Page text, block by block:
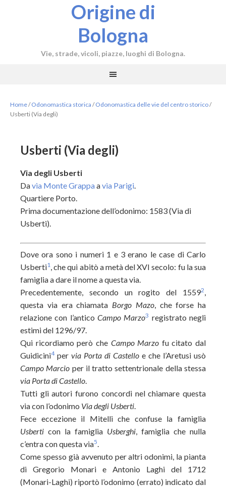
Origine di
Bologna
Vie, strade, vicoli, piazze, luoghi di Bologna.
Home/ Odonomastica storica / Odonomastica delle vie del centro storico/
Usberti (Via degli)
Usberti (Via degli)
Via degli Usberti
Davia Monte Grappaavia Parigi.
Quartiere Porto.
Prima documentazione dell’odonimo: 1583 (Via di
Usberti).
Dove ora sono i numeri 1 e 3 erano le case di Carlo
Usberti1, che qui abitò a metà del XVI secolo: fu la sua
famiglia a dare il nome a questa via.
Precedentemente, secondo un rogito del 15592,
questa via era chiamata Borgo Mazo, che forse ha
relazione con l’antico Campo Marzo3 registrato negli
estimi del 1296/97.
Qui ricordiamo però che Campo Marzo fu citato dal
Guidicini4per via Porta di Castello e che l’Aretusi usò
Campo Marcio per il tratto settentrionale della stessa
via Porta di Castello.
Tutti gli autori furono concordi nel chiamare questa
via con l’odonimo Via degli Usberti.
Fece eccezione il Mitelli che confuse la famiglia
Usberti con la famiglia Usberghi, famiglia che nulla
c’entra con questa via5.
Come spesso già avvenuto per altri odonimi, la pianta
di Gregorio Monari e Antonio Laghi del 1712
(Monari-Laghi) riportò l’odonimo (errato) indicato dal